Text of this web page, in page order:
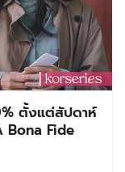
ตั้งแต่สัปดาห์
Bona Fide